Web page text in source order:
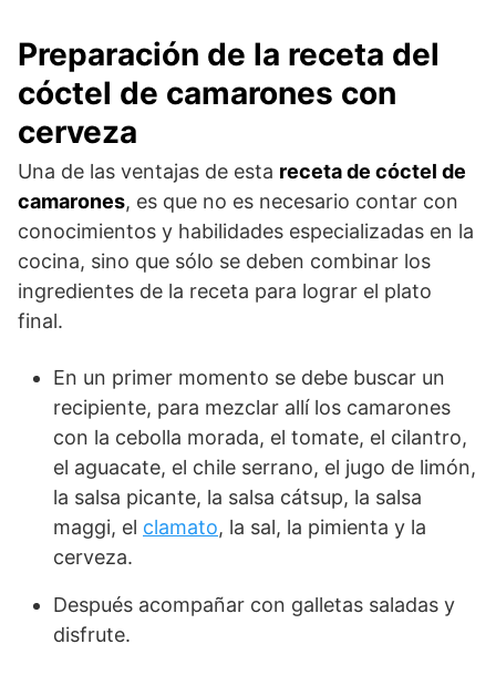
Preparación de la receta del
cóctel de camarones con
cerveza
Una de las ventajas de esta receta de cóctel de
camarones, es que no es necesario contar con
conocimientos y habilidades especializadas en la
cocina, sino que sólo se deben combinar los
ingredientes de la receta para lograr el plato
final.
En un primer momento se debe buscar un
recipiente, para mezclar allí los camarones
con la cebolla morada, el tomate, el cilantro,
el aguacate, el chile serrano, el jugo de limón,
la salsa picante, la salsa cátsup, la salsa
maggi, el clamato, la sal, la pimienta y la
cerveza.
Después acompañar con galletas saladas y
disfrute.